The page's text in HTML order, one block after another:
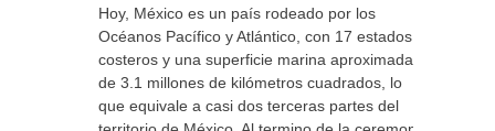
Hoy, México es un país rodeado por los
Océanos Pacífico y Atlántico, con 17 estados
costeros y una superficie marina aproximada
de 3.1 millones de kilómetros cuadrados, lo
que equivale a casi dos terceras partes del